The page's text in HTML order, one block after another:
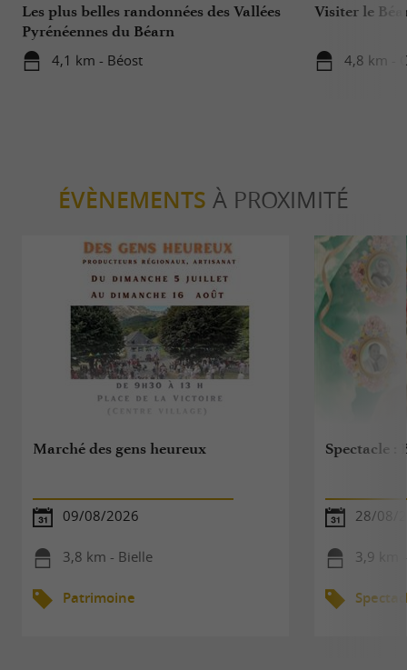
Les plus belles randonnées des Vallées
Pyrénéennes du Béarn
4,1 km - Béost
Visiter le
4,8 km -
ÉVÈNEMENTS À PROXIMITÉ
Marché des gens heureux
09/08/2026
3,8 km - Bielle
Patrimoine
Spectacle :
28/08/
3,9 km